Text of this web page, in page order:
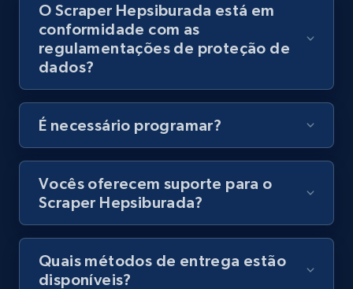
Youtube - Videos posts - Discovery videos
by podcast url
Video length, Likes, Views, and more.
8.1K+ 716+ Comece grátis
rating object, Product rating max, Rating,
Author name, Asin, and more.
O Scraper Hepsiburada está em
conformidade com as
regulamentações de proteção de
dados?
É necessário programar?
Vocês oferecem suporte para o
Scraper Hepsiburada?
Quais métodos de entrega estão
disponíveis?